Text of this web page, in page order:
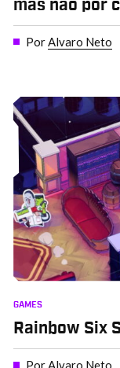
mas não por
PorAlvaro Neto
GAMES
Rainbow Six
PorAlvaro Neto